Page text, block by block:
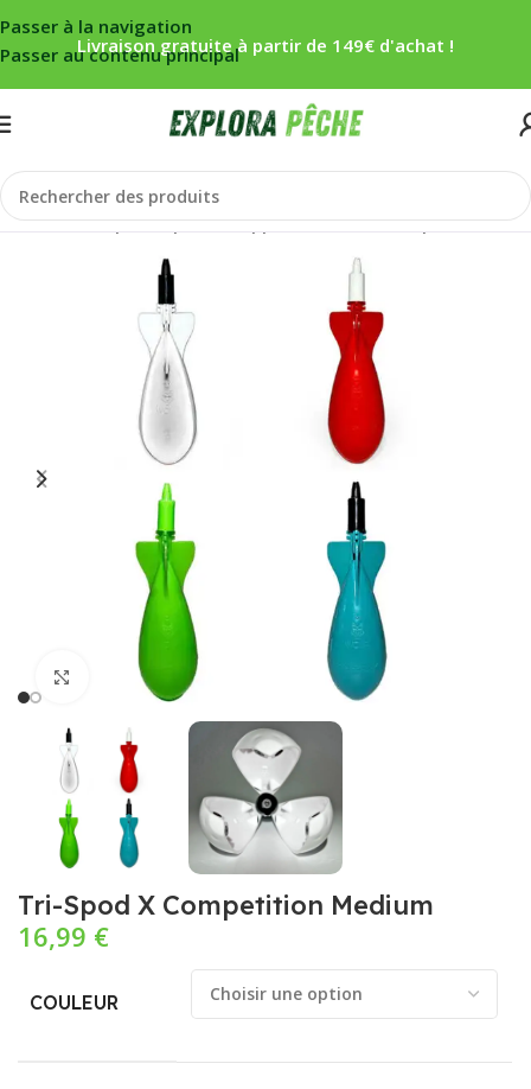
Passer à la navigation
Passer au contenu principal
Livraison gratuite à partir de 149€ d'achat !
Accueil/Carpe/Propulsion appâts/Bait rocket/Spod
Cliquez pour agrandir
Tri-Spod X Competition Medium
16,99 €
COULEUR